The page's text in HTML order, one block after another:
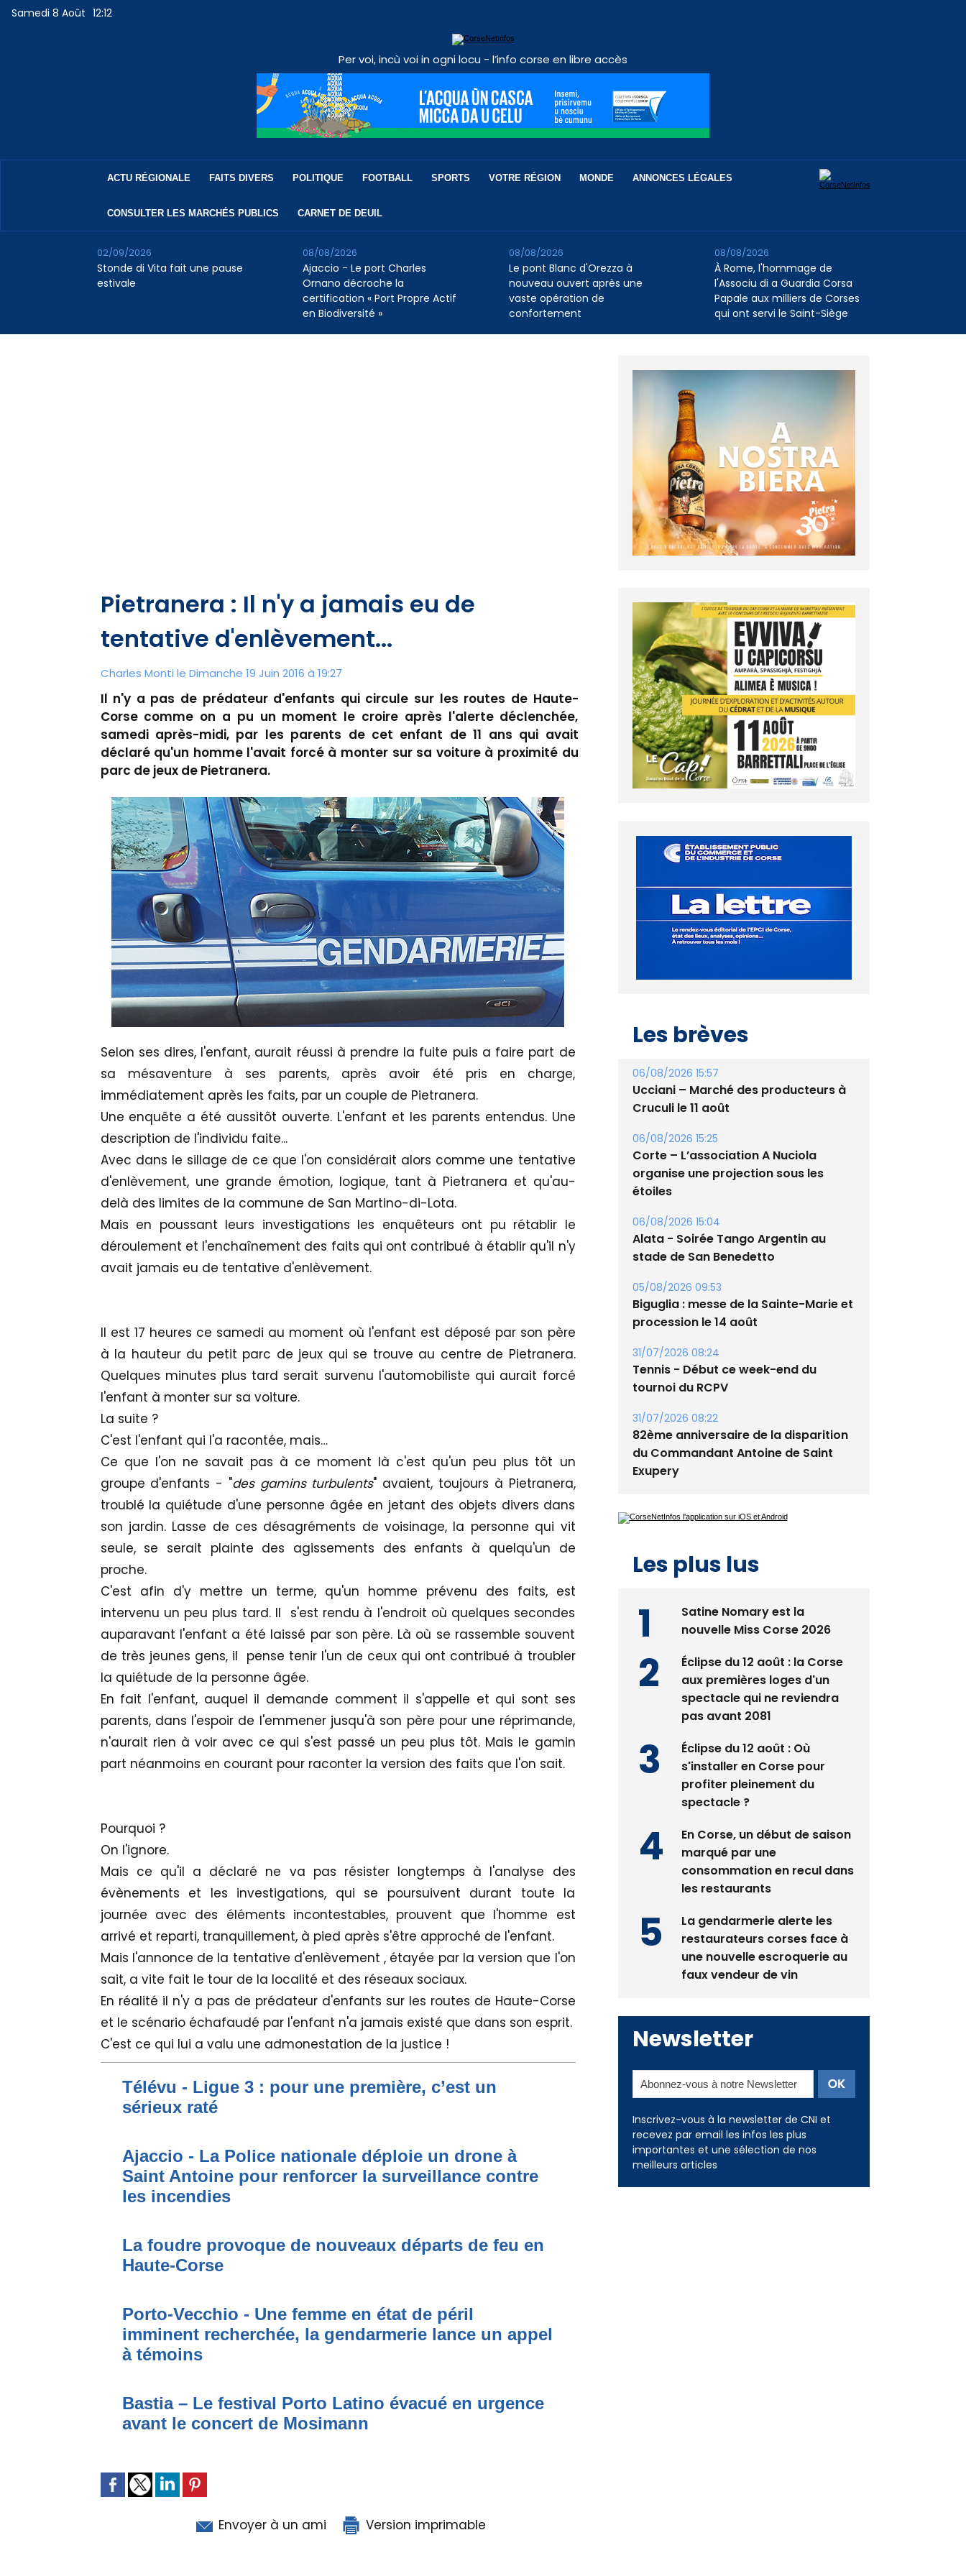
Samedi 8 Août 12:12
Per voi, incù voi in ogni locu - l’info corse en libre accès
ACTU RÉGIONALE FAITS DIVERS POLITIQUE FOOTBALL SPORTS VOTRE RÉGION MONDE ANNONCES LÉGALES
CONSULTER LES MARCHÉS PUBLICS CARNET DE DEUIL
Stonde di Vita fait une pause
estivale
02/09/2026
Ajaccio - Le port Charles
Ornano décroche la
certification « Port Propre Actif
en Biodiversité »
08/08/2026
Le pont Blanc d'Orezza à
nouveau ouvert après une
vaste opération de
confortement
08/08/2026
À Rome, l'hommage de
l'Associu di a Guardia Corsa
Papale aux milliers de Corses
qui ont servi le Saint-Siège
08/08/2026
Pietranera : Il n'y a jamais eu de
tentative d'enlèvement...
Charles Monti le Dimanche 19 Juin 2016 à 19:27
Il n'y a pas de prédateur d'enfants qui circule sur les routes de Haute-
Corse comme on a pu un moment le croire après l'alerte déclenchée,
samedi après-midi, par les parents de cet enfant de 11 ans qui avait
déclaré qu'un homme l'avait forcé à monter sur sa voiture à proximité du
parc de jeux de Pietranera.
Selon ses dires, l'enfant, aurait réussi à prendre la fuite puis a faire part de
sa mésaventure à ses parents, après avoir été pris en charge,
immédiatement après les faits, par un couple de Pietranera.
Une enquête a été aussitôt ouverte. L'enfant et les parents entendus. Une
description de l'individu faite...
Avec dans le sillage de ce que l'on considérait alors comme une tentative
d'enlèvement, une grande émotion, logique, tant à Pietranera et qu'au-
delà des limites de la commune de San Martino-di-Lota.
Mais en poussant leurs investigations les enquêteurs ont pu rétablir le
déroulement et l'enchaînement des faits qui ont contribué à établir qu'il n'y
avait jamais eu de tentative d'enlèvement.
Il est 17 heures ce samedi au moment où l'enfant est déposé par son père
à la hauteur du petit parc de jeux qui se trouve au centre de Pietranera.
Quelques minutes plus tard serait survenu l'automobiliste qui aurait forcé
l'enfant à monter sur sa voiture.
La suite ?
C'est l'enfant qui l'a racontée, mais…
Ce que l'on ne savait pas à ce moment là c'est qu'un peu plus tôt un
groupe d'enfants - "des gamins turbulents" avaient, toujours à Pietranera,
troublé la quiétude d'une personne âgée en jetant des objets divers dans
son jardin. Lasse de ces désagréments de voisinage, la personne qui vit
seule, se serait plainte des agissements des enfants à quelqu'un de
proche.
C'est afin d'y mettre un terme, qu'un homme prévenu des faits, est
intervenu un peu plus tard. Il s'est rendu à l'endroit où quelques secondes
auparavant l'enfant a été laissé par son père. Là où se rassemble souvent
de très jeunes gens, il pense tenir l'un de ceux qui ont contribué à troubler
la quiétude de la personne âgée.
En fait l'enfant, auquel il demande comment il s'appelle et qui sont ses
parents, dans l'espoir de l'emmener jusqu'à son père pour une réprimande,
n'aurait rien à voir avec ce qui s'est passé un peu plus tôt. Mais le gamin
part néanmoins en courant pour raconter la version des faits que l'on sait.
Pourquoi ?
On l'ignore.
Mais ce qu'il a déclaré ne va pas résister longtemps à l'analyse des
évènements et les investigations, qui se poursuivent durant toute la
journée avec des éléments incontestables, prouvent que l'homme est
arrivé et reparti, tranquillement, à pied après s'être approché de l'enfant.
Mais l'annonce de la tentative d'enlèvement , étayée par la version que l'on
sait, a vite fait le tour de la localité et des réseaux sociaux.
En réalité il n'y a pas de prédateur d'enfants sur les routes de Haute-Corse
et le scénario échafaudé par l'enfant n'a jamais existé que dans son esprit.
C'est ce qui lui a valu une admonestation de la justice !
Télévu - Ligue 3 : pour une première, c’est un
sérieux raté
Ajaccio - La Police nationale déploie un drone à
Saint Antoine pour renforcer la surveillance contre
les incendies
La foudre provoque de nouveaux départs de feu en
Haute-Corse
Porto-Vecchio - Une femme en état de péril
imminent recherchée, la gendarmerie lance un appel
à témoins
Bastia – Le festival Porto Latino évacué en urgence
avant le concert de Mosimann
Envoyer à un ami Version imprimable
Les brèves
06/08/2026 15:57
Ucciani – Marché des producteurs à
Cruculi le 11 août
06/08/2026 15:25
Corte – L’association A Nuciola
organise une projection sous les
étoiles
06/08/2026 15:04
Alata - Soirée Tango Argentin au
stade de San Benedetto
05/08/2026 09:53
Biguglia : messe de la Sainte-Marie et
procession le 14 août
31/07/2026 08:24
Tennis - Début ce week-end du
tournoi du RCPV
31/07/2026 08:22
82ème anniversaire de la disparition
du Commandant Antoine de Saint
Exupery
Les plus lus
Satine Nomary est la
nouvelle Miss Corse 2026
Éclipse du 12 août : la Corse
aux premières loges d'un
spectacle qui ne reviendra
pas avant 2081
Éclipse du 12 août : Où
s'installer en Corse pour
profiter pleinement du
spectacle ?
En Corse, un début de saison
marqué par une
consommation en recul dans
les restaurants
La gendarmerie alerte les
restaurateurs corses face à
une nouvelle escroquerie au
faux vendeur de vin
Newsletter
Inscrivez-vous à la newsletter de CNI et
recevez par email les infos les plus
importantes et une sélection de nos
meilleurs articles